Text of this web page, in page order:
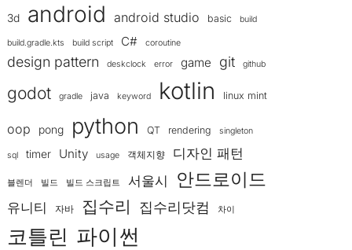
3d android android studio basic build
build.gradle.kts build script C# coroutine
design pattern deskclock error game git github
godot gradle java keyword kotlin linux mint
oop pong python QT rendering singleton
sql timer Unity usage 객체지향 디자인 패턴
블렌더 빌드 빌드 스크립트 서울시 안드로이드
유니티 자바 집수리 집수리닷컴 차이
코틀린 파이썬